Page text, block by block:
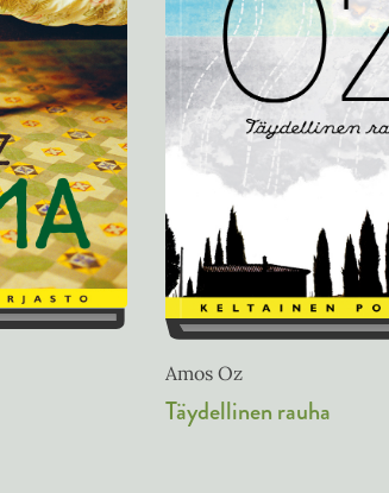
Amos Oz
Täydellinen rauha